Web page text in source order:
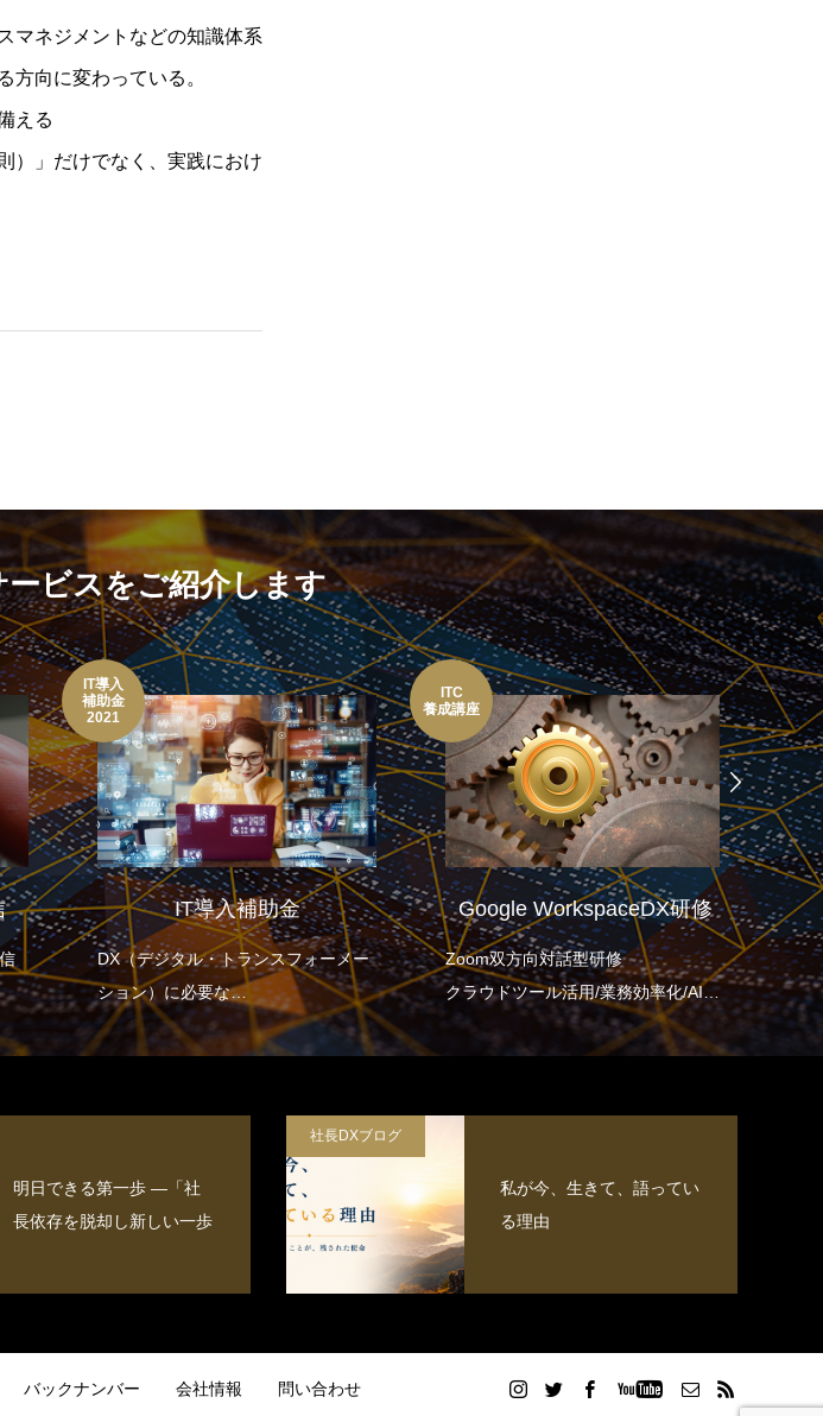
マネジメントなどの知識体系
方向に変わっている。
える
）」だけでなく、実践におけ
ビスをご紹介します
IT導入
補助金
2021
IT導入補助金
DX（デジタル・トランスフォーメー
ション）に必要な
全てをサポートする補助金
ITC
養成講座
Google WorkspaceDX研修
Zoom双方向対話型研修
クラウドツール活用/業務効率化/AI連
携/プロジェクトマネジメントを包含
WEB
マーケテ
ィング
DXの推
で意識
明日できる第一歩 ―「社
長依存を脱却し新しい一歩
社長DXブログ
私が今、生きて、語ってい
る理由
バックナンバー 会社情報 問い合わせ